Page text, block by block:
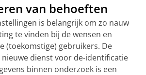
van behoeften
is belangrijk om zo nauw
te vinden bij de wensen en
(toekomstige) gebruikers. De
nieuwe dienst voor de-identificatie
binnen onderzoek is een